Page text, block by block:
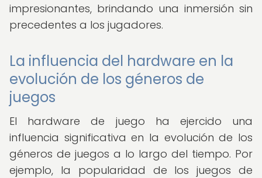
impresionantes, brindando una inmersión sin
precedentes a los jugadores.
La influencia del hardware en la
evolución de los géneros de
juegos
El hardware de juego ha ejercido una
influencia significativa en la evolución de los
géneros de juegos a lo largo del tiempo. Por
ejemplo, la popularidad de los juegos de